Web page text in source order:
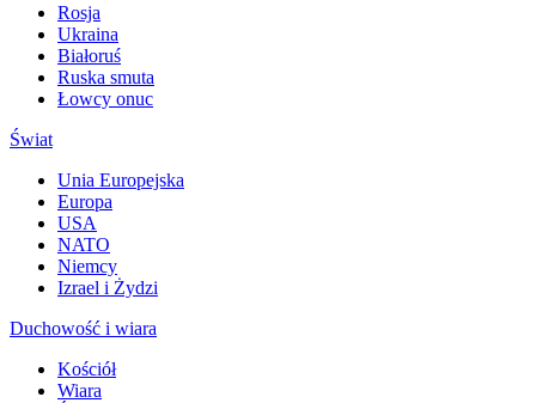
Rosja
Ukraina
Białoruś
Ruska smuta
Łowcy onuc
Świat
Unia Europejska
Europa
USA
NATO
Niemcy
Izrael i Żydzi
Duchowość i wiara
Kościół
Wiara